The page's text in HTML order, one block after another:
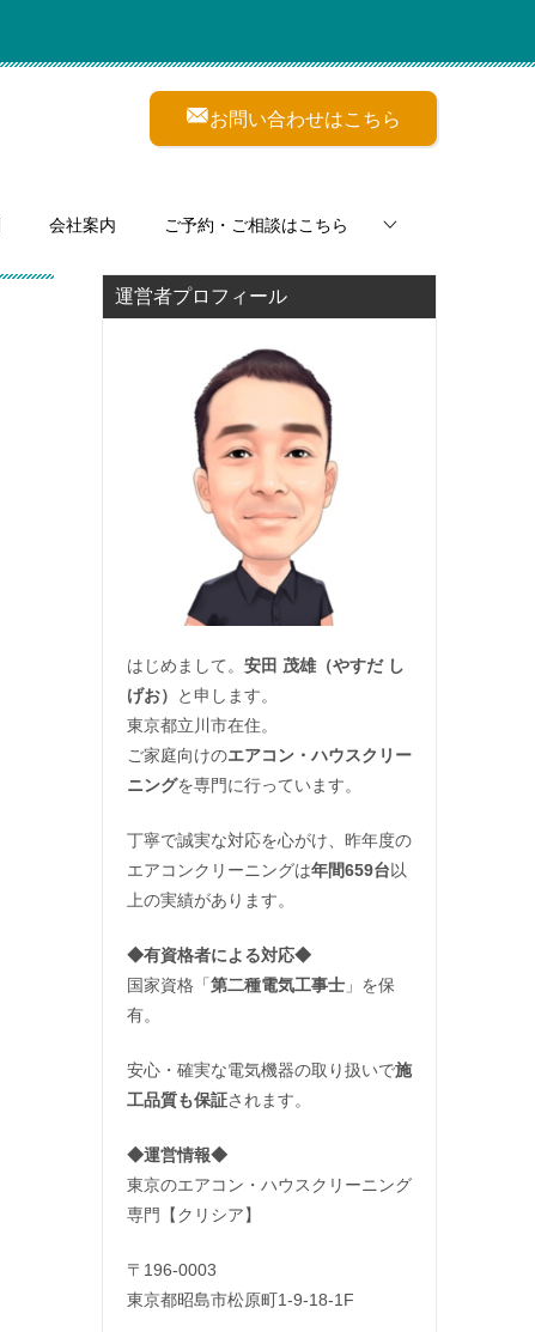
お問い合わせはこちら
会社案内 ご予約・ご相談はこちら
運営者プロフィール
はじめまして。 安田 茂雄（やすだ し
げお）
と申します。
東京都立川市在住。
ご家庭向けのエアコン・ハウスクリー
ニングを専門に行っています。
丁寧で誠実な対応を心がけ、昨年度の
エアコンクリーニングは年間659台以
上の実績があります。
◆有資格者による対応◆
国家資格「第二種電気工事士 」を保
有。
安心・確実な電気機器の取り扱いで施
工品質も保証されます。
◆運営情報◆
東京のエアコン・ハウスクリーニング
専門【クリシア】
〒196-0003
東京都昭島市松原町1-9‐18‐1F